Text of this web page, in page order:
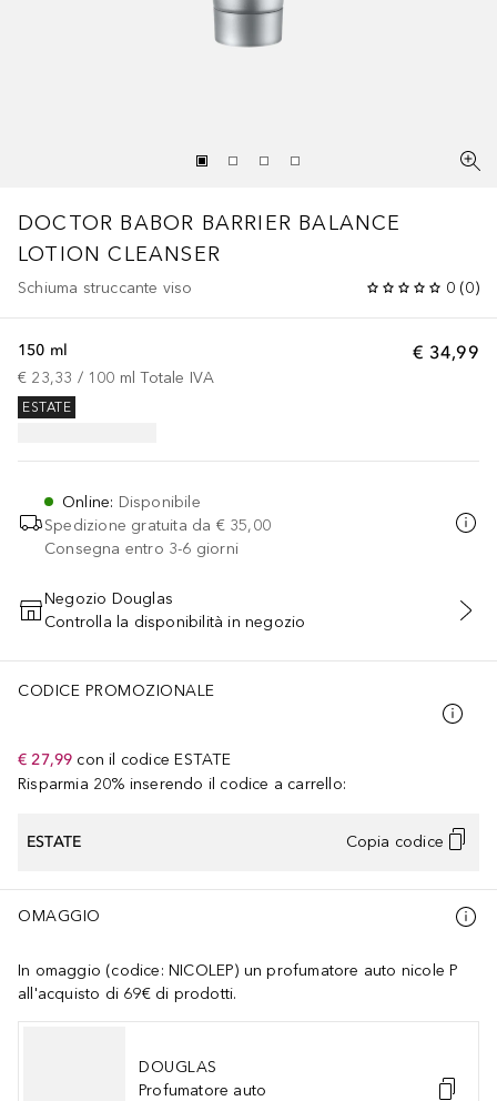
DOCTOR BABOR BARRIER BALANCE
LOTION CLEANSER
Schiuma struccante viso 0 (0)
€ 34,99
150 ml
€ 23,33 / 100 ml Totale IVA
ESTATE
Online: Disponibile
Spedizione gratuita da € 35,00
Consegna entro 3-6 giorni
AGGIUNGI AL CARRELLO
Negozio Douglas
Controlla la disponibilità in negozio
CODICE PROMOZIONALE
€ 27,99 con il codice ESTATE
Risparmia 20% inserendo il codice a carrello:
ESTATE Copia codice
OMAGGIO
In omaggio (codice: NICOLEP) un profumatore auto nicole P
all'acquisto di 69€ di prodotti.
DOUGLAS
Profumatore auto